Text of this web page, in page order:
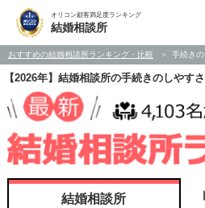
オリコン顧客満足度ランキング
結婚相談所
おすすめの結婚相談所ランキング・比較 手続き
【2026年】結婚相談所の手続きのしやす
結婚相談所